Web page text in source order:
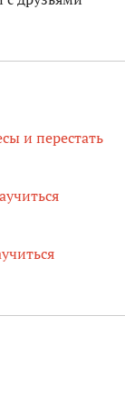
и перестать